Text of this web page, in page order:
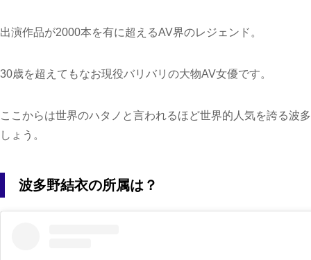
出演作品が2000本を有に超えるAV界のレジェンド。
30歳を超えてもなお現役バリバリの大物AV女優です。
ここからは世界のハタノと言われるほど世界的人気を誇る波
しょう。
波多野結衣の所属は？